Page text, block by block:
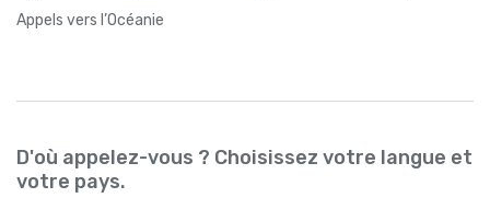
Appels vers l’Océanie
D'où appelez-vous ? Choisissez votre langue et
votre pays.